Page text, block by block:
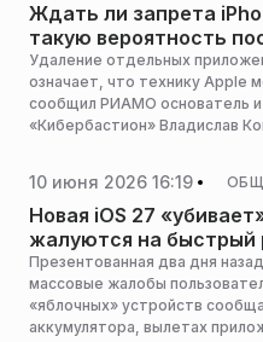
подчеркивают критический
отсутствие видимых
«Царьград».
Ждать ли запрета
такую вероятность
Удаление отдельных
означает, что технику Apple
сообщил РИАМО основатель и
«Кибербастион» Владислав
10 июня 2026 16:19
Новая iOS 27
жалуются на быстрый
Презентованная два дня
массовые жалобы
«яблочных» устройств
аккумулятора, вылетах